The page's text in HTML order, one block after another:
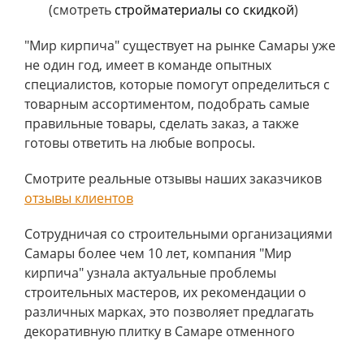
(смотреть стройматериалы со скидкой)
"Мир кирпича" существует на рынке Самары уже
не один год, имеет в команде опытных
специалистов, которые помогут определиться с
товарным ассортиментом, подобрать самые
правильные товары, сделать заказ, а также
готовы ответить на любые вопросы.
Смотрите реальные отзывы наших заказчиков
отзывы клиентов
Сотрудничая со строительными организациями
Самары более чем 10 лет, компания "Мир
кирпича" узнала актуальные проблемы
строительных мастеров, их рекомендации о
различных марках, это позволяет предлагать
декоративную плитку в Самаре отменного